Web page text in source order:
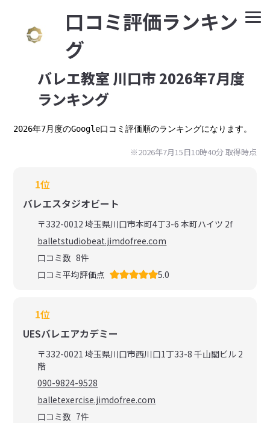
⼝コミ評価ランキン
グ
バレエ教室 川口市 2026年7月度
ランキング
2026年7月度のGoogle口コミ評価順のランキングになります。
※2026年7月15日10時40分 取得時点
1位
バレエスタジオビート
〒332-0012 埼玉県川口市本町4丁3-6 本町ハイツ 2f
balletstudiobeat.jimdofree.com
口コミ数 8件
口コミ平均評価点
5.0
1位
UESバレエアカデミー
〒332-0021 埼玉県川口市西川口1丁33-8 千山閣ビル 2
階
090-9824-9528
balletexercise.jimdofree.com
口コミ数 7件